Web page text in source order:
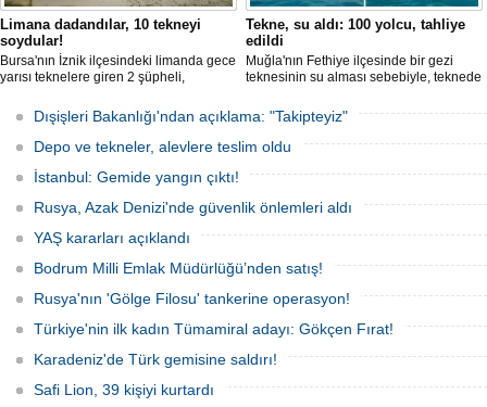
Limana dadandılar, 10 tekneyi
soydular!
Bursa'nın İznik ilçesindeki limanda gece
yarısı teknelere giren 2 şüpheli,
çaldı. Olay, güvenlik kameralarına
yansıdı, tekne sahiplerinin ihbarıyla
jandarma inceleme başlattı.
Tekne, su aldı: 100 yolcu, tahliye
edildi
Muğla'nın Fethiye ilçesinde bir gezi
teknesinin su alması sebebiyle, teknede
teknenin batmaması için bölgede
kurtarma çalışması başlatıldı.
Dışişleri Bakanlığı'ndan açıklama: "Takipteyiz"
Depo ve tekneler, alevlere teslim oldu
İstanbul: Gemide yangın çıktı!
Rusya, Azak Denizi'nde güvenlik önlemleri aldı
YAŞ kararları açıklandı
Bodrum Milli Emlak Müdürlüğü’nden satış!
Rusya'nın 'Gölge Filosu' tankerine operasyon!
Türkiye'nin ilk kadın Tümamiral adayı: Gökçen Fırat!
Karadeniz'de Türk gemisine saldırı!
Safi Lion, 39 kişiyi kurtardı